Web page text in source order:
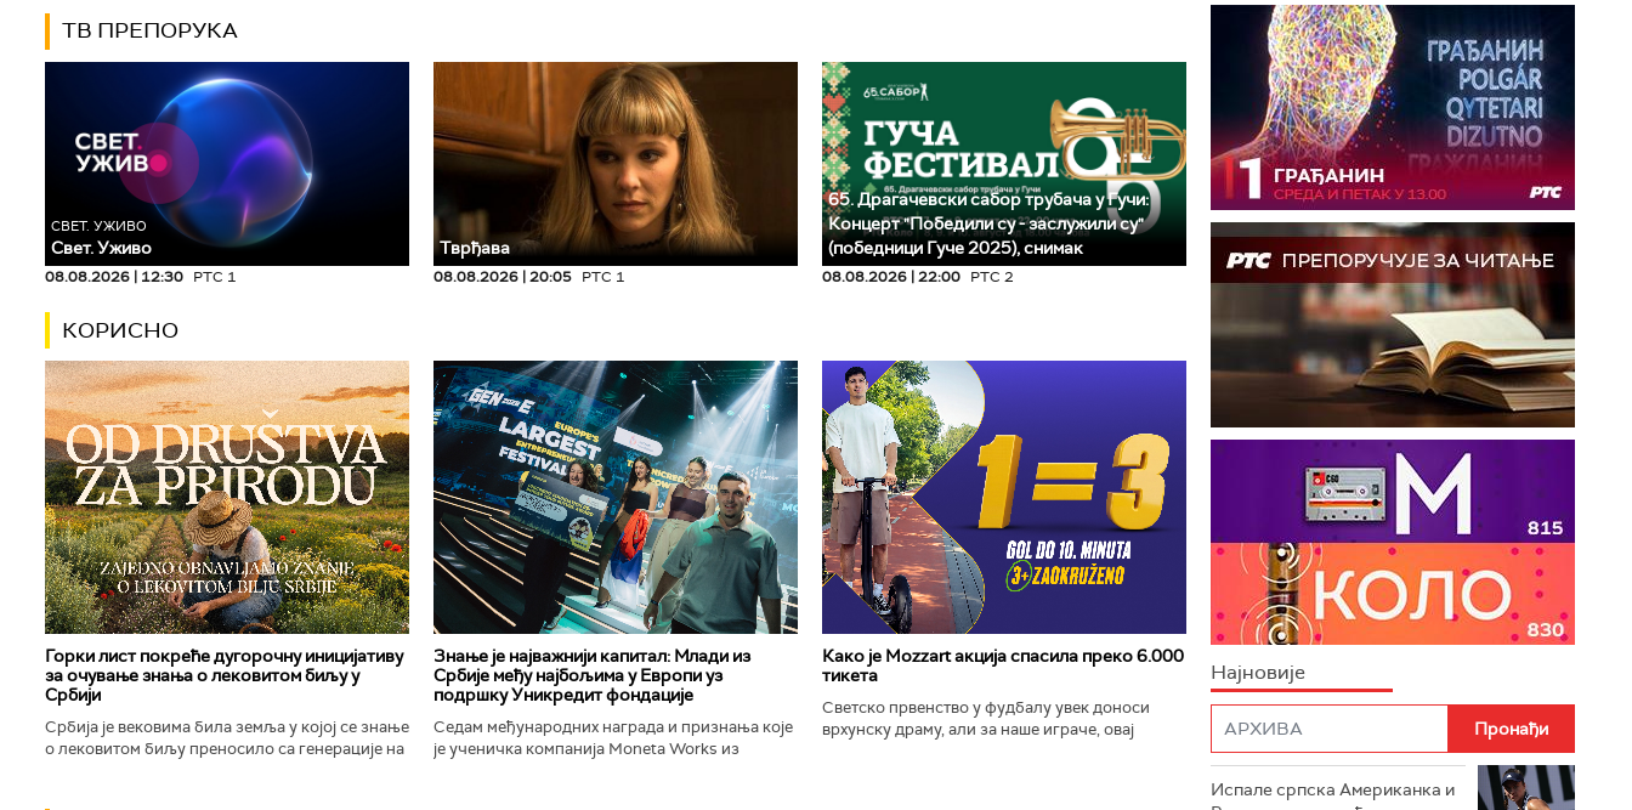
ТВ ПРЕПОРУКА
СВЕТ. УЖИВО
Свет. Уживо
08.08.2026 | 12:30 РТС 1
Тврђава
08.08.2026 | 20:05 РТС 1
65. Драгачевски сабор трубача у Гучи:
Концерт "Победили су - заслужили су"
(победници Гуче 2025), снимак
08.08.2026 | 22:00 РТС 2
КОРИСНО
Горки лист покреће дугорочну иницијативу
за очување знања о лековитом биљу у
Србији
Србија је вековима била земља у којој се знање
о лековитом биљу преносило са генерације на
Знање је најважнији капитал: Млади из
Србије међу најбољима у Европи уз
подршку Уникредит фондације
Седам међународних награда и признања које
је ученичка компанија Moneta Works из
Како је Mozzart акција спасила преко 6.000
тикета
Светско првенство у фудбалу увек доноси
врхунску драму, али за наше играче, овај
Најновије
Испале српска Американка и